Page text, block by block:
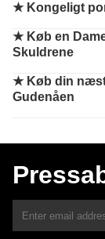
★ Kongeligt
★ Køb en
Skuldrene
★ Køb din
Gudenåen